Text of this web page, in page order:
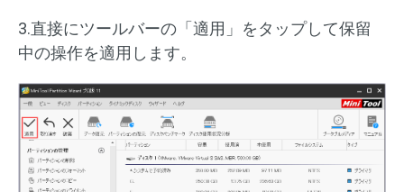
3.直接にツールバーの「適用」をタップして保留
中の操作を適用します。